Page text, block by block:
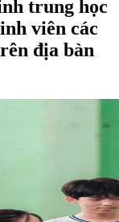
trung học
viên các
địa bàn